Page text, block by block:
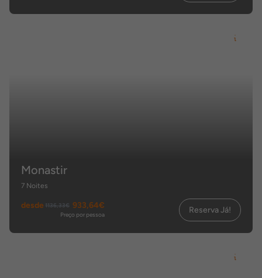
Monastir
7 Noites
desde 1136,33€ 933,64€
Preço por pessoa Reserva Já!